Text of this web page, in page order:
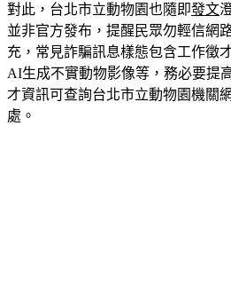
對此，台北市立動物園也隨即發文
並非官方發布，提醒民眾勿輕信網
充，常見詐騙訊息樣態包含工作徵
AI生成不實動物影像等，務必要提
才資訊可查詢台北市立動物園機關
處。